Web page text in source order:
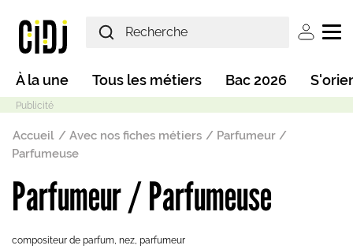
User
Main navigation
À la une Tous les métiers Bac 2026
Mode sombre
Fil d'Ariane
Accueil Avec nos fiches métiers
Parfumeur /
Parfumeuse
Parfumeur / Parfumeuse
compositeur de parfum, nez, parfumeur